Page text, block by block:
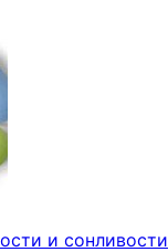
и сонливости